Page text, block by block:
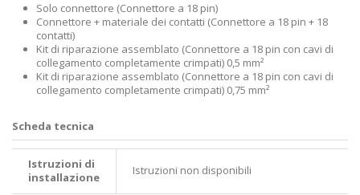
Solo connettore (Connettore a 18 pin)
Connettore + materiale dei contatti (Connettore a 18 pin + 18
contatti)
Kit di riparazione assemblato (Connettore a 18 pin con cavi di
collegamento completamente crimpati) 0,5 mm²
Kit di riparazione assemblato (Connettore a 18 pin con cavi di
collegamento completamente crimpati) 0,75 mm²
Scheda tecnica
Istruzioni di
installazione
Istruzioni non disponibili